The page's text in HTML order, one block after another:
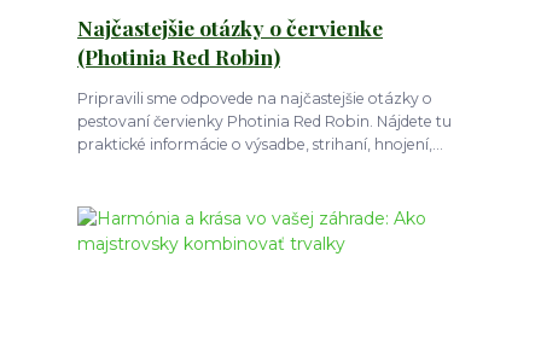
Najčastejšie otázky o červienke
(Photinia Red Robin)
Pripravili sme odpovede na najčastejšie otázky o
pestovaní červienky Photinia Red Robin. Nájdete tu
praktické informácie o výsadbe, strihaní, hnojení,...